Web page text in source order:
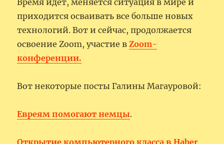
Время идет, меняется ситуация в мире и
приходится осваивать все больше новых
технологий. Вот и сейчас, продолжается
освоение Zoom, участие вZoom-
конференции.
Вот некоторые посты Галины Магауровой:
Евреям помогают немцы.
Открытие компьютерного класса в Haber